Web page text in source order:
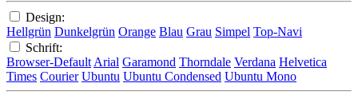
Design:
Hellgrün Dunkelgrün Orange Blau Grau Simpel Top-Navi
Schrift:
Browser-Default Arial Garamond Thorndale Verdana Helvetica
Times Courier Ubuntu Ubuntu Condensed Ubuntu Mono